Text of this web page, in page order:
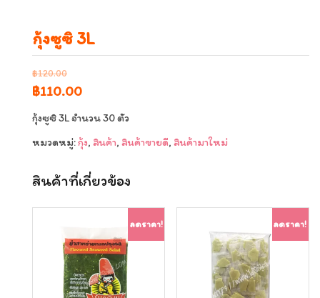
กุ้งซูซิ 3L
฿120.00
Original
price
฿120.00.
฿110.00Current
price
฿110.00.
กุ้งซูซิ 3L จำนวน 30 ตัว
หมวดหมู่:กุ้ง, สินค้า, สินค้าขายดี, สินค้ามาใหม่
สินค้าที่เกี่ยวข้อง
ลดราคา! ลดราคา!